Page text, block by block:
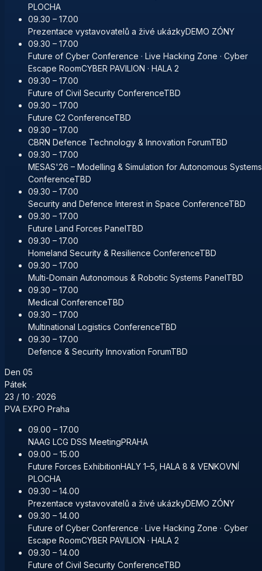
PLOCHA
09.30 – 17.00
Prezentace vystavovatelů a živé ukázkyDEMO ZÓNY
09.30 – 17.00
Future of Cyber Conference · Live Hacking Zone · Cyber
Escape RoomCYBER PAVILION · HALA 2
09.30 – 17.00
Future of Civil Security ConferenceTBD
09.30 – 17.00
Future C2 ConferenceTBD
09.30 – 17.00
CBRN Defence Technology & Innovation ForumTBD
09.30 – 17.00
MESAS'26 – Modelling & Simulation for Autonomous Systems
ConferenceTBD
09.30 – 17.00
Security and Defence Interest in Space ConferenceTBD
09.30 – 17.00
Future Land Forces PanelTBD
09.30 – 17.00
Homeland Security & Resilience ConferenceTBD
09.30 – 17.00
Multi-Domain Autonomous & Robotic Systems PanelTBD
09.30 – 17.00
Medical ConferenceTBD
09.30 – 17.00
Multinational Logistics ConferenceTBD
09.30 – 17.00
Defence & Security Innovation ForumTBD
Den 05
Pátek
23 / 10 · 2026
PVA EXPO Praha
09.00 – 17.00
NAAG LCG DSS MeetingPRAHA
09.00 – 15.00
Future Forces ExhibitionHALY 1–5, HALA 8 & VENKOVNÍ
PLOCHA
09.30 – 14.00
Prezentace vystavovatelů a živé ukázkyDEMO ZÓNY
09.30 – 14.00
Future of Cyber Conference · Live Hacking Zone · Cyber
Escape RoomCYBER PAVILION · HALA 2
09.30 – 14.00
Future of Civil Security ConferenceTBD